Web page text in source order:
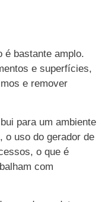
é bastante amplo.
e superfícies,
e remover
para um ambiente
o uso do gerador de
o que é
com